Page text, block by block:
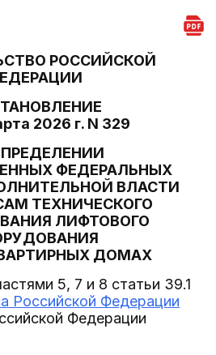
РОССИЙСКОЙ
2026 г. N 329
ФЕДЕРАЛЬНЫХ
ВЛАСТИ
ТЕХНИЧЕСКОГО
ЛИФТОВОГО
ДОМАХ
5, 7 и 8 статьи 39.1
Российской Федерации
Федерации